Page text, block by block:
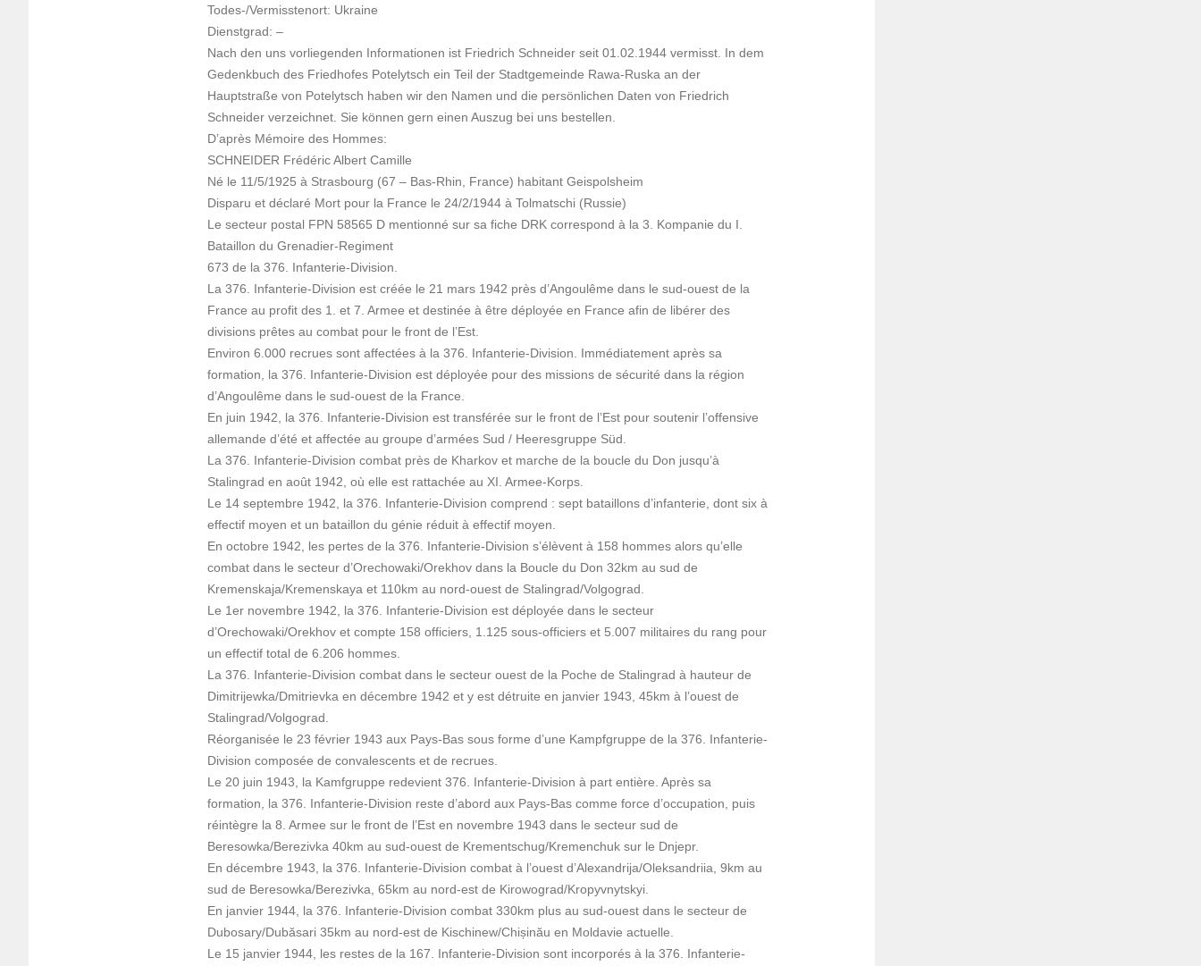
Todes-/Vermisstenort: Ukraine
Dienstgrad: –
Nach den uns vorliegenden Informationen ist Friedrich Schneider seit 01.02.1944 vermisst. In dem
Gedenkbuch des Friedhofes Potelytsch ein Teil der Stadtgemeinde Rawa-Ruska an der
Hauptstraße von Potelytsch haben wir den Namen und die persönlichen Daten von Friedrich
Schneider verzeichnet. Sie können gern einen Auszug bei uns bestellen.
D’après Mémoire des Hommes:
SCHNEIDER Frédéric Albert Camille
Né le 11/5/1925 à Strasbourg (67 – Bas-Rhin, France) habitant Geispolsheim
Disparu et déclaré Mort pour la France le 24/2/1944 à Tolmatschi (Russie)
Le secteur postal FPN 58565 D mentionné sur sa fiche DRK correspond à la 3. Kompanie du I.
Bataillon du Grenadier-Regiment
673 de la 376. Infanterie-Division.
La 376. Infanterie-Division est créée le 21 mars 1942 près d’Angoulême dans le sud-ouest de la
France au profit des 1. et 7. Armee et destinée à être déployée en France afin de libérer des
divisions prêtes au combat pour le front de l’Est.
Environ 6.000 recrues sont affectées à la 376. Infanterie-Division. Immédiatement après sa
formation, la 376. Infanterie-Division est déployée pour des missions de sécurité dans la région
d’Angoulême dans le sud-ouest de la France.
En juin 1942, la 376. Infanterie-Division est transférée sur le front de l’Est pour soutenir l’offensive
allemande d’été et affectée au groupe d’armées Sud / Heeresgruppe Süd.
La 376. Infanterie-Division combat près de Kharkov et marche de la boucle du Don jusqu’à
Stalingrad en août 1942, où elle est rattachée au XI. Armee-Korps.
Le 14 septembre 1942, la 376. Infanterie-Division comprend : sept bataillons d’infanterie, dont six à
effectif moyen et un bataillon du génie réduit à effectif moyen.
En octobre 1942, les pertes de la 376. Infanterie-Division s’élèvent à 158 hommes alors qu’elle
combat dans le secteur d’Orechowaki/Orekhov dans la Boucle du Don 32km au sud de
Kremenskaja/Kremenskaya et 110km au nord-ouest de Stalingrad/Volgograd.
Le 1er novembre 1942, la 376. Infanterie-Division est déployée dans le secteur
d’Orechowaki/Orekhov et compte 158 officiers, 1.125 sous-officiers et 5.007 militaires du rang pour
un effectif total de 6.206 hommes.
La 376. Infanterie-Division combat dans le secteur ouest de la Poche de Stalingrad à hauteur de
Dimitrijewka/Dmitrievka en décembre 1942 et y est détruite en janvier 1943, 45km à l’ouest de
Stalingrad/Volgograd.
Réorganisée le 23 février 1943 aux Pays-Bas sous forme d’une Kampfgruppe de la 376. Infanterie-
Division composée de convalescents et de recrues.
Le 20 juin 1943, la Kamfgruppe redevient 376. Infanterie-Division à part entière. Après sa
formation, la 376. Infanterie-Division reste d’abord aux Pays-Bas comme force d’occupation, puis
réintègre la 8. Armee sur le front de l’Est en novembre 1943 dans le secteur sud de
Beresowka/Berezivka 40km au sud-ouest de Krementschug/Kremenchuk sur le Dnjepr.
En décembre 1943, la 376. Infanterie-Division combat à l’ouest d’Alexandrija/Oleksandriia, 9km au
sud de Beresowka/Berezivka, 65km au nord-est de Kirowograd/Kropyvnytskyi.
En janvier 1944, la 376. Infanterie-Division combat 330km plus au sud-ouest dans le secteur de
Dubosary/Dubăsari 35km au nord-est de Kischinew/Chișinău en Moldavie actuelle.
Le 15 janvier 1944, les restes de la 167. Infanterie-Division sont incorporés à la 376. Infanterie-